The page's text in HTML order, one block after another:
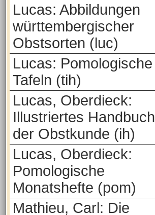
Lucas: Abbildungen
württembergischer
Obstsorten (luc)
Lucas: Pomologische
Tafeln (tih)
Lucas, Oberdieck:
Illustriertes Handbuch
der Obstkunde (ih)
Lucas, Oberdieck:
Pomologische
Monatshefte (pom)
Mathieu, Carl: Die